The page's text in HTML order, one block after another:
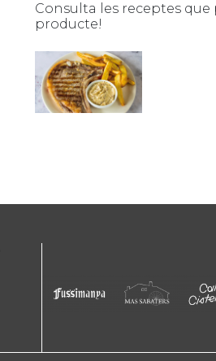
Consulta les receptes
producte!